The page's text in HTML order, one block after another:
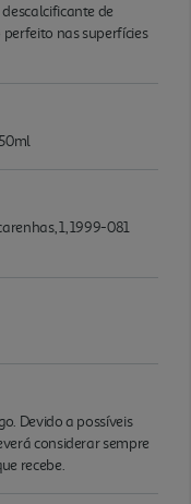
de
nas superfícies
1, 1999-081
Devido a possíveis
considerar sempre
recebe.